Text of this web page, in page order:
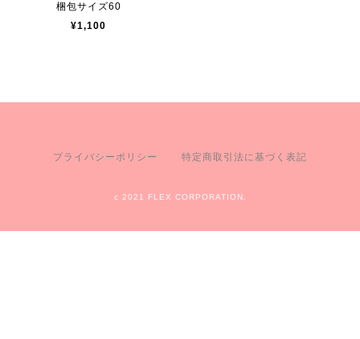
梱包サイズ60
¥1,100
プライバシーポリシー 特定商取引法に基づく表記
c 2021 FLEX CORPORATION.